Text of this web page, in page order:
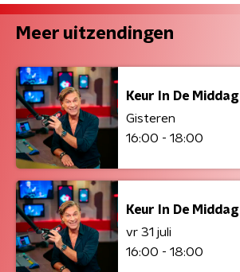
Meer uitzendingen
Keur In De Middag
Gisteren
16:00 - 18:00
Keur In De Middag
vr 31 juli
16:00 - 18:00